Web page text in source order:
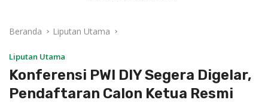
Beranda Liputan Utama
Liputan Utama
Konferensi PWI DIY Segera Digelar,
Pendaftaran Calon Ketua Resmi